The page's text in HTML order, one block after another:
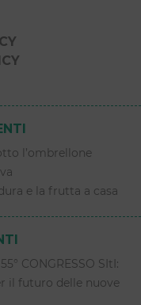
l’ombrellone
e la frutta a casa
CONGRESSO SItI:
il futuro delle nuove